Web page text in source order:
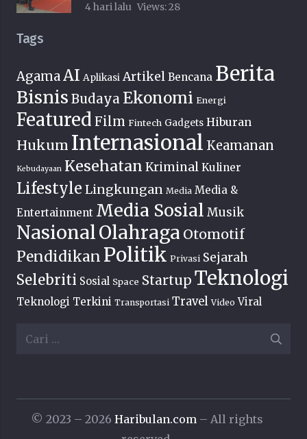
4 hari lalu Views:28
Tags
AgamaAI Aplikasi Artikel Bencana Berita
Bisnis Budaya Ekonomi Energi
Featured Film Fintech Gadgets Hiburan
Hukum Internasional Keamanan
Kebudayaan Kesehatan Kriminal Kuliner
Lifestyle Lingkungan Media Media &
Entertainment Media Sosial Musik
NasionalOlahraga Otomotif
Pendidikan Politik Privasi Sejarah
Selebriti Sosial Space Startup Teknologi
Teknologi Terkini Transportasi Travel Video Viral
Cari
© 2023 – 2026 Haribulan.com– All rights